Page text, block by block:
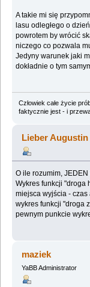
A takie mi się
lasu odległego o
powrotem by wrócić
niczego co pozwala
Jedyny warunek jaki
dokładnie o tym
Człowiek całe życie
faktycznie jest - i
Lieber Augustin
O ile rozumim,
Wykres funkcji "droga
miejsca wyjścia -
wykres funkcji "droga
pewnym punkcie
maziek
YaBB Administrator